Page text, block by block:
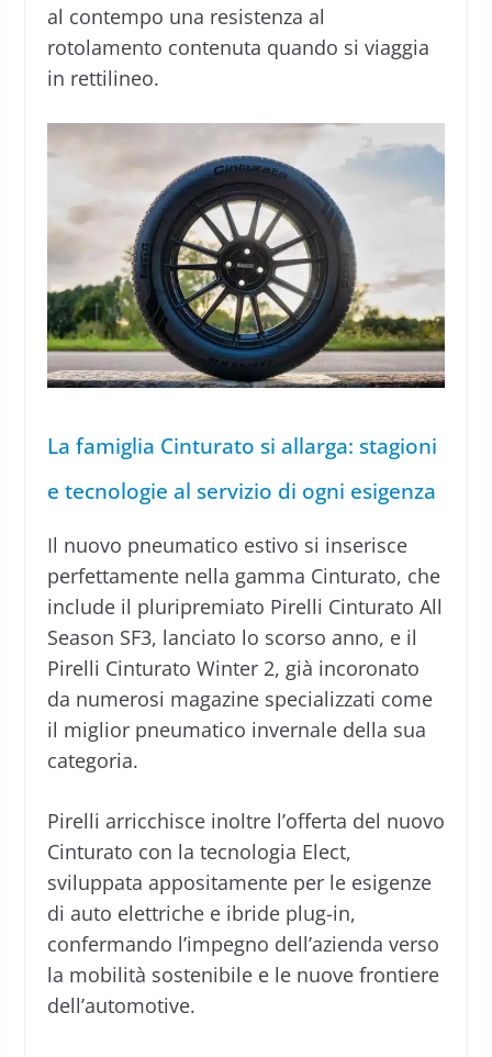
al contempo una resistenza al
rotolamento contenuta quando si viaggia
in rettilineo.
La famiglia Cinturato si allarga: stagioni
e tecnologie al servizio di ogni esigenza
Il nuovo pneumatico estivo si inserisce
perfettamente nella gamma Cinturato, che
include il pluripremiato Pirelli Cinturato All
Season SF3, lanciato lo scorso anno, e il
Pirelli Cinturato Winter 2, già incoronato
da numerosi magazine specializzati come
il miglior pneumatico invernale della sua
categoria.
Pirelli arricchisce inoltre l’offerta del nuovo
Cinturato con la tecnologia Elect,
sviluppata appositamente per le esigenze
di auto elettriche e ibride plug-in,
confermando l’impegno dell’azienda verso
la mobilità sostenibile e le nuove frontiere
dell’automotive.